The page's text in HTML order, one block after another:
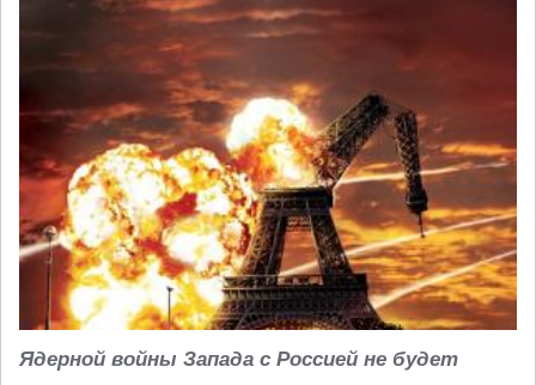
Ядерной войны Запада с Россией не будет